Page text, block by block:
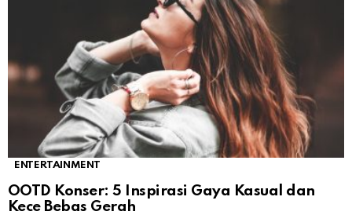
ENTERTAINMENT
OOTD Konser: 5 Inspirasi Gaya Kasual dan
Kece Bebas Gerah